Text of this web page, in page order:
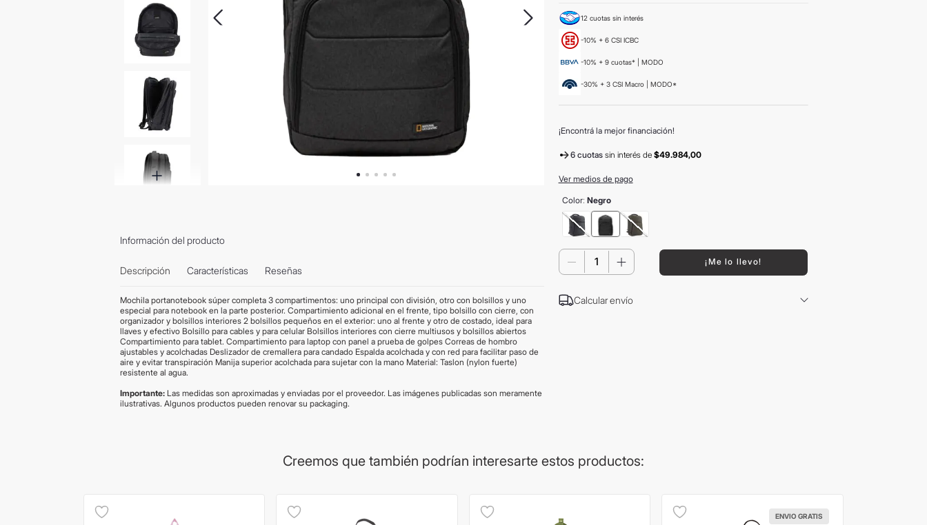
Información del producto
Descripción Características Reseñas
Mochila portanotebook súper completa 3 compartimentos: uno principal con división, otro con bolsillos y uno
especial para notebook en la parte posterior. Compartimiento adicional en el frente, tipo bolsillo con cierre, con
organizador y bolsillos interiores 2 bolsillos pequeños en el exterior: uno al frente y otro de costado, ideal para
llaves y efectivo Bolsillo para cables y para celular Bolsillos interiores con cierre multiusos y bolsillos abiertos
Compartimiento para tablet. Compartimiento para laptop con panel a prueba de golpes Correas de hombro
ajustables y acolchadas Deslizador de cremallera para candado Espalda acolchada y con red para facilitar paso de
aire y evitar transpiración Manija superior acolchada para sujetar con la mano Material: Taslon (nylon fuerte)
resistente al agua.
Importante: Las medidas son aproximadas y enviadas por el proveedor. Las imágenes publicadas son meramente
ilustrativas. Algunos productos pueden renovar su packaging.
12 cuotas sin interés
-10% + 6 CSI ICBC
-10% + 9 cuotas* | MODO
-30% + 3 CSI Macro | MODO*
¡Encontrá la mejor financiación!
6 cuotas sin interésde $49.984,00
Ver medios de pago
Color: Negro
＋
－ ¡Me lo llevo!
Calcular envío
Creemos que también podrían interesarte estos productos:
ENVIO GRATIS